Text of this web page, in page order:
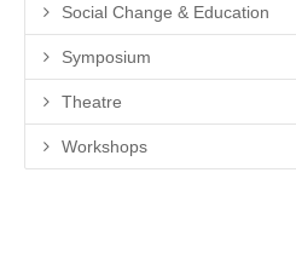
Social Change & Education
Symposium
Theatre
Workshops